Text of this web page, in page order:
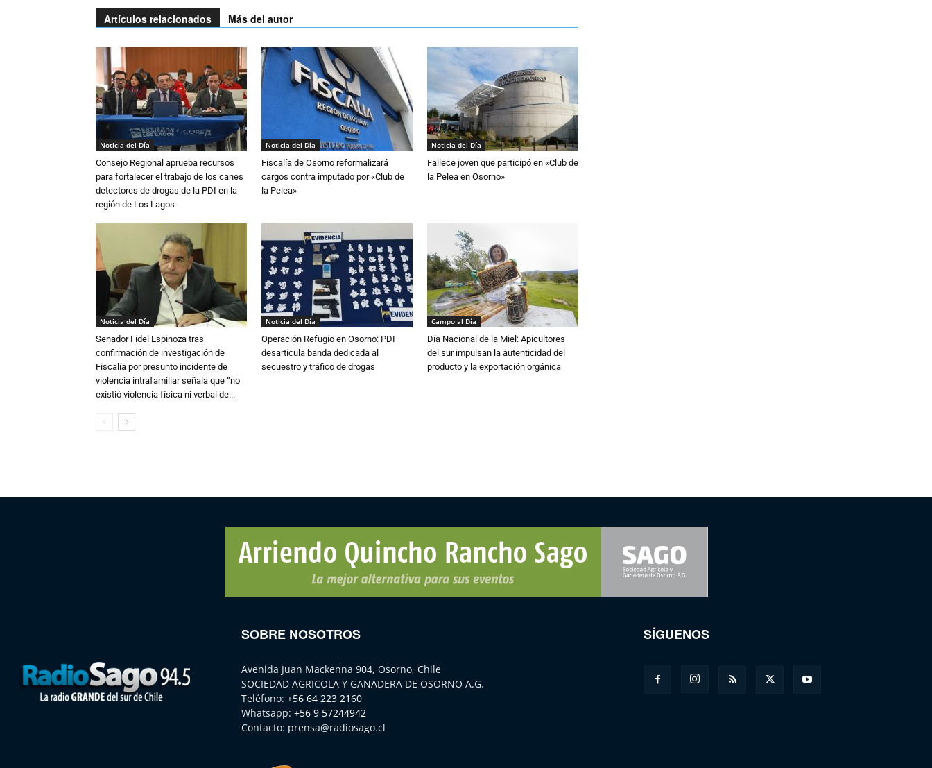
Artículos relacionados Más del autor
Noticia del Día
Consejo Regional aprueba recursos
para fortalecer el trabajo de los canes
detectores de drogas de la PDI en la
región de Los Lagos
Noticia del Día
Fiscalía de Osorno reformalizará
cargos contra imputado por «Club de
la Pelea»
Noticia del Día
Fallece joven que participó en «Club de
la Pelea en Osorno»
Noticia del Día
Senador Fidel Espinoza tras
confirmación de investigación de
Fiscalía por presunto incidente de
violencia intrafamiliar señala que “no
existió violencia física ni verbal de...
Noticia del Día
Operación Refugio en Osorno: PDI
desarticula banda dedicada al
secuestro y tráfico de drogas
Campo al Día
Día Nacional de la Miel: Apicultores
del sur impulsan la autenticidad del
producto y la exportación orgánica
SOBRE NOSOTROS
Avenida Juan Mackenna 904, Osorno, Chile
SOCIEDAD AGRICOLA Y GANADERA DE OSORNO A.G.
Teléfono: +56 64 223 2160
Whatsapp: +56 9 57244942
Contacto: prensa@radiosago.cl
SÍGUENOS